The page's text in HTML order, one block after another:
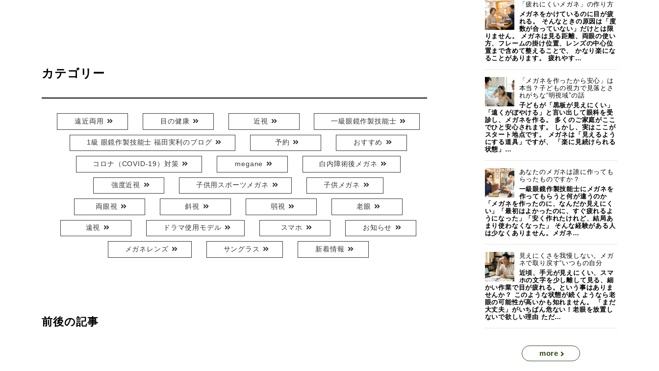
カテゴリー
遠近両用 目の健康 近視 一級眼鏡作製技能士
1級 眼鏡作製技能士 福田実利のブログ 予約 おすすめ
コロナ（COVID-19）対策 megane 白内障術後メガネ
強度近視 子供用スポーツメガネ 子供メガネ
両眼視 斜視 弱視 老眼
遠視 ドラマ使用モデル スマホ お知らせ
メガネレンズ サングラス 新着情報
前後の記事
「疲れにくいメガネ」の作り方
メガネをかけているのに目が疲
れる。 そんなときの原因は「度
数が合っていない」だけとは限
りません。 メガネは見る距離、両眼の使い
方、フレームの掛け位置、レンズの中心位
置まで含めて整えることで、 かなり楽にな
ることがあります。 疲れやす…
「メガネを作ったから安心」は
本当？子どもの視力で見落とさ
れがちな“明視域”の話
子どもが「黒板が見えにくい」
「遠くがぼやける」と言い出して眼科を受
診し、メガネを作る。 多くのご家庭がここ
でひと安心されます。 しかし、実はここが
スタート地点です。 メガネは「見えるよう
にする道具」ですが、 「楽に見続けられる
状態」…
あなたのメガネは誰に作っても
らったものですか？
一級眼鏡作製技能士にメガネを
作ってもらうと何が違うのか
「メガネを作ったのに、なんだか見えにく
い」「最初はよかったのに、すぐ疲れるよ
うになった」「安く作れたけれど、結局あ
まり使わなくなった」 そんな経験がある人
は少なくありません。メガネ…
見えにくさを我慢しない。メガ
ネで取り戻す“いつもの自分
近頃、手元が見えにくい、スマ
ホの文字を少し離して見る、細
かい作業で目が疲れる。という事はありま
せんか？ このような状態が続くようなら老
眼の可能性が高いかも知れません。 「まだ
大丈夫」がいちばん危ない！老眼を放置し
ないで欲しい理由 ただ…
more